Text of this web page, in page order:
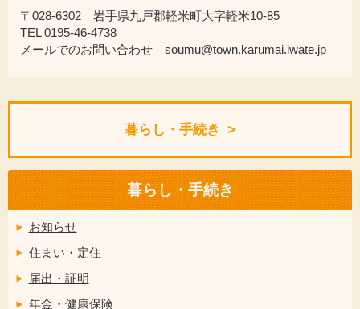
〒028-6302 岩手県九戸郡軽米町大字軽米10-85
TEL 0195-46-4738
メールでのお問い合わせ soumu@town.karumai.iwate.jp
暮らし・手続き
暮らし・手続き
お知らせ
住まい・定住
届出・証明
年金・健康保険